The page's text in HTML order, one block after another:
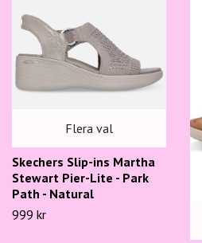
Flera val
Skechers Slip-ins Martha
Stewart Pier-Lite - Park
Path - Natural
999 kr